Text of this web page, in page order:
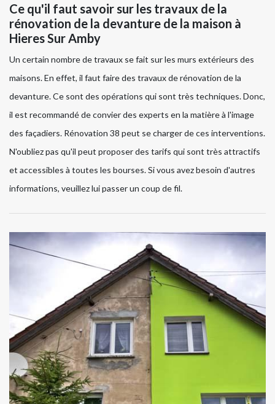
Ce qu'il faut savoir sur les travaux de la
rénovation de la devanture de la maison à
Hieres Sur Amby
Un certain nombre de travaux se fait sur les murs extérieurs des
maisons. En effet, il faut faire des travaux de rénovation de la
devanture. Ce sont des opérations qui sont très techniques. Donc,
il est recommandé de convier des experts en la matière à l'image
des façadiers. Rénovation 38 peut se charger de ces interventions.
N'oubliez pas qu'il peut proposer des tarifs qui sont très attractifs
et accessibles à toutes les bourses. Si vous avez besoin d'autres
informations, veuillez lui passer un coup de fil.